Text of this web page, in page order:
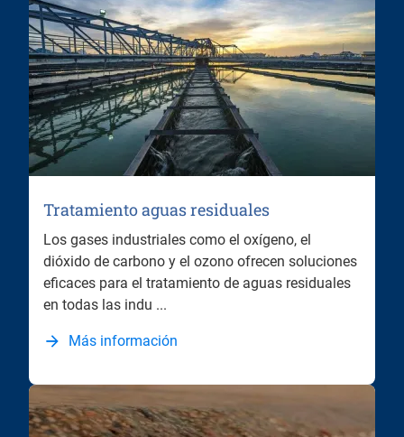
Tratamiento aguas residuales
Los gases industriales como el oxígeno, el
dióxido de carbono y el ozono ofrecen soluciones
eficaces para el tratamiento de aguas residuales
en todas las indu ...
Más información